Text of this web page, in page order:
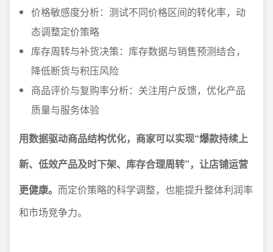
价格敏感度分析：测试不同价格区间的转化率，动
态调整定价策略
库存周转与补货决策：库存数据与销售预测结合，
降低断货与积压风险
商品评价与复购率分析：关注用户反馈，优化产品
质量与服务体验
用数据驱动商品结构优化，商家可以实现“爆款持续上
新、低效产品及时下架、库存合理周转”，让店铺运营
更健康。 而定价策略的科学调整，也能提升整体利润率
和市场竞争力。